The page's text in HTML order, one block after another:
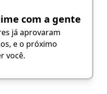
com a gente
já aprovaram
e o próximo
você.